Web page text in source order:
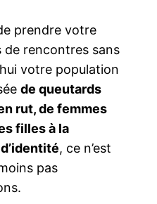
prendre votre
de rencontres sans
votre population
de queutards
rut, de femmes
filles à la
, ce n’est
pas